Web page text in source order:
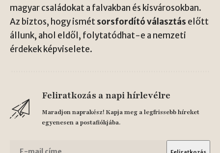
magyar családokat a falvakban és kisvárosokban.
Az biztos, hogy ismétsorsfordító választás előtt
állunk, ahol eldől, folytatódhat-e a nemzeti
érdekek képviselete.
Feliratkozás a napi hírlevélre
Maradjon naprakész! Kapja meg a legfrissebb híreket
egyenesen a postafiókjába.